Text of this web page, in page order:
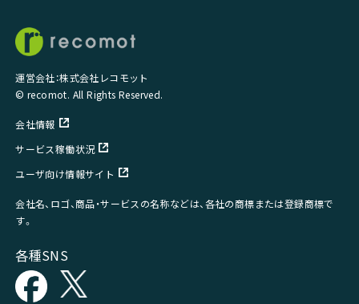
運営会社：株式会社レコモット
© recomot. All Rights Reserved.
会社情報
サービス稼働状況
ユーザ向け情報サイト
会社名、ロゴ、商品・サービスの名称などは、各社の商標または登録商標で
す。
各種SNS